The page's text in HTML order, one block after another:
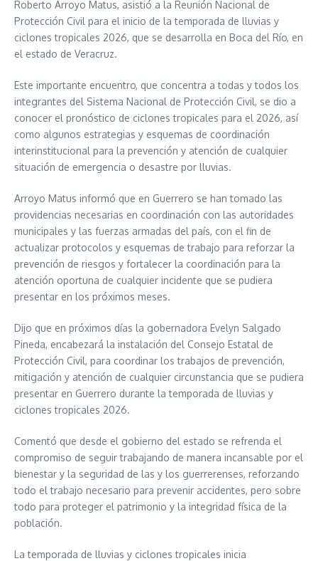
Roberto Arroyo Matus, asistió a la Reunión Nacional de
Protección Civil para el inicio de la temporada de lluvias y
ciclones tropicales 2026, que se desarrolla en Boca del Río, en
el estado de Veracruz.
Este importante encuentro, que concentra a todas y todos los
integrantes del Sistema Nacional de Protección Civil, se dio a
conocer el pronóstico de ciclones tropicales para el 2026, así
como algunos estrategias y esquemas de coordinación
interinstitucional para la prevención y atención de cualquier
situación de emergencia o desastre por lluvias.
Arroyo Matus informó que en Guerrero se han tomado las
providencias necesarias en coordinación con las autoridades
municipales y las fuerzas armadas del país, con el fin de
actualizar protocolos y esquemas de trabajo para reforzar la
prevención de riesgos y fortalecer la coordinación para la
atención oportuna de cualquier incidente que se pudiera
presentar en los próximos meses.
Dijo que en próximos días la gobernadora Evelyn Salgado
Pineda, encabezará la instalación del Consejo Estatal de
Protección Civil, para coordinar los trabajos de prevención,
mitigación y atención de cualquier circunstancia que se pudiera
presentar en Guerrero durante la temporada de lluvias y
ciclones tropicales 2026.
Comentó que desde el gobierno del estado se refrenda el
compromiso de seguir trabajando de manera incansable por el
bienestar y la seguridad de las y los guerrerenses, reforzando
todo el trabajo necesario para prevenir accidentes, pero sobre
todo para proteger el patrimonio y la integridad física de la
población.
La temporada de lluvias y ciclones tropicales inicia